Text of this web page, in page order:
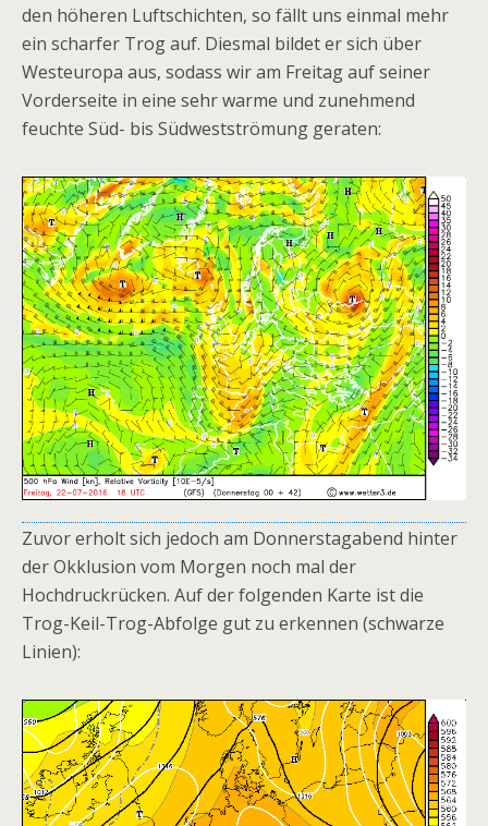
den höheren Luftschichten, so fällt uns einmal mehr
ein scharfer Trog auf. Diesmal bildet er sich über
Westeuropa aus, sodass wir am Freitag auf seiner
Vorderseite in eine sehr warme und zunehmend
feuchte Süd- bis Südwestströmung geraten:
Zuvor erholt sich jedoch am Donnerstagabend hinter
der Okklusion vom Morgen noch mal der
Hochdruckrücken. Auf der folgenden Karte ist die
Trog-Keil-Trog-Abfolge gut zu erkennen (schwarze
Linien):